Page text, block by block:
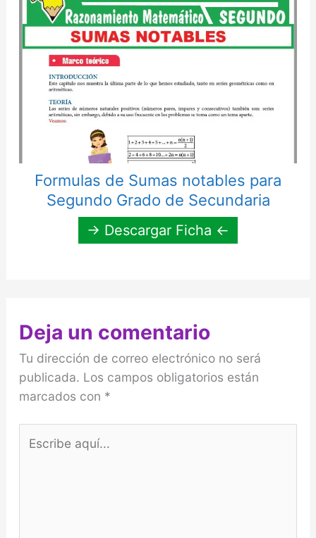
Formulas de Sumas notables para
Segundo Grado de Secundaria
→ Descargar Ficha ←
Deja un comentario
Tu dirección de correo electrónico no será
publicada. Los campos obligatorios están
marcados con *
aquí...